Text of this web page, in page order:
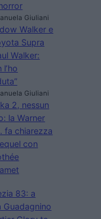
Giuliani
Walker e
Supra
Walker:
l’ho
Giuliani
2, nessun
la Warner
fa chiarezza
con
83: a
Guadagnino